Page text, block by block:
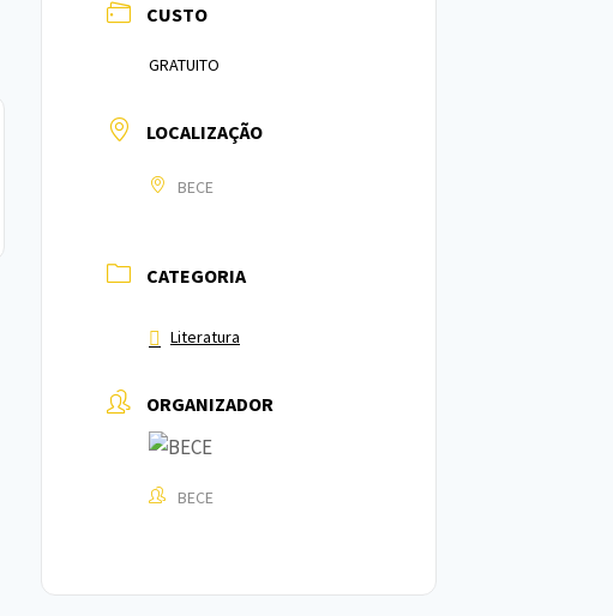
CUSTO
GRATUITO
LOCALIZAÇÃO
BECE
CATEGORIA
Literatura
ORGANIZADOR
BECE